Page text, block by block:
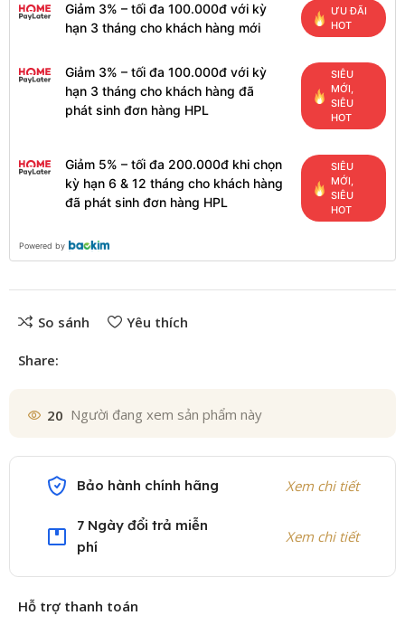
Giảm 3% – tối đa 100.000đ với kỳ
hạn 3 tháng cho khách hàng mới
ƯU ĐÃI
HOT
Giảm 3% – tối đa 100.000đ với kỳ
hạn 3 tháng cho khách hàng đã
phát sinh đơn hàng HPL
SIÊU
MỚI,
SIÊU
HOT
Giảm 5% – tối đa 200.000đ khi chọn
kỳ hạn 6 & 12 tháng cho khách hàng
đã phát sinh đơn hàng HPL
SIÊU
MỚI,
SIÊU
HOT
Powered by
So sánh Yêu thích
Share:
20 Người đang xem sản phẩm này
Bảo hành chính hãng Xem chi tiết
7 Ngày đổi trả miễn
phí
Xem chi tiết
Hỗ trợ thanh toán